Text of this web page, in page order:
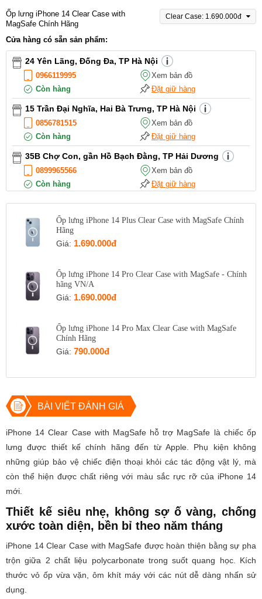
Ốp lưng iPhone 14 Clear Case with
MagSafe Chính Hãng
Clear Case: 1.690.000đ
Cửa hàng có sẵn sản phẩm:
24 Yên Lãng, Đống Đa, TP Hà Nội
0966119995
Xem bản đồ
Còn hàng
Đặt giữ hàng
15 Trần Đại Nghĩa, Hai Bà Trưng, TP Hà Nội
0856781515
Xem bản đồ
Còn hàng
Đặt giữ hàng
35B Chợ Con, gần Hồ Bạch Đằng, TP Hải Dương
0899965566
Xem bản đồ
Còn hàng
Đặt giữ hàng
12 Điện Biên Phủ, TP Hải Phòng
0916551212
Xem bản đồ
Còn hàng
Còn hàng
Đặt giữ hàng
699 Lê Hồng Phong , Quận 10, TP Hồ Chí Minh
Còn hàng
Đặt giữ hàng
Ốp lưng iPhone 14 Plus Clear Case with MagSafe Chính
Hãng
Giá: 1.690.000đ
Ốp lưng iPhone 14 Pro Clear Case with MagSafe - Chính
hãng VN/A
Giá: 1.690.000đ
Ốp lưng iPhone 14 Pro Max Clear Case with MagSafe
Chính Hãng
Giá: 790.000đ
BÀI VIẾT ĐÁNH GIÁ
iPhone 14 Clear Case with MagSafe hỗ trợ MagSafe là chiếc ốp
lưng được thiết kế chính hãng đến từ Apple. Phụ kiện không
những giúp bảo vệ chiếc điện thoại khỏi các tác động vật lý, mà
còn thể hiện được chất riêng với màu sắc rực rỡ của iPhone 14
mới.
Thiết kế siêu nhẹ, không sợ ố vàng, chống
xước toàn diện, bền bỉ theo năm tháng
iPhone 14 Clear Case with MagSafe được hoàn thiện bằng sự pha
trộn giữa 2 chất liệu polycarbonate trong suốt quang học. Kích
thước vỏ ốp vừa vặn, ôm khít máy với các nút dễ dàng nhấn sử
dụng.